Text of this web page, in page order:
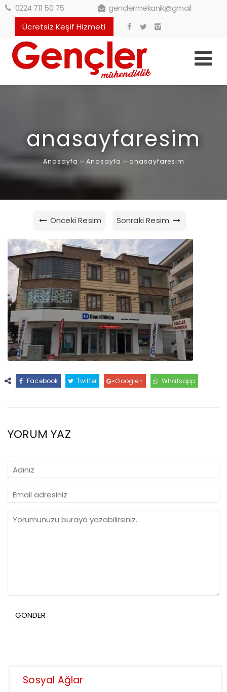
0224 711 50 75
genclermekanik@gmail
Ücretsiz Keşif Hizmeti
anasayfaresim
Anasayfa ›› Anasayfa ›› anasayfaresim
Önceki Resim Sonraki Resim
Facebook Twitter Google+ Whatsapp
YORUM YAZ
Sosyal Ağlar